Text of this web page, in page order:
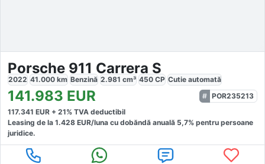
Porsche 911 Carrera S
2022 41.000 km Benzină 2.981 cm³ 450 CP Cutie automată
141.983 EUR
POR235213
117.341 EUR + 21% TVA deductibil
Leasing de la 1.428 EUR/luna cu dobăndă anuală 5,7% pentru persoane
juridice.